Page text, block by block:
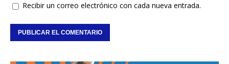
Recibir un correo electrónico con cada nueva entrada.